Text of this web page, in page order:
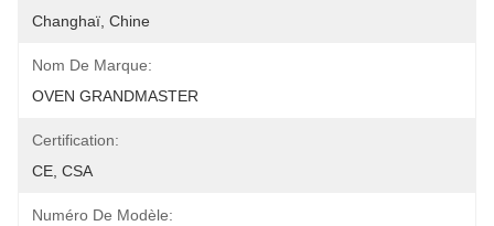
Changhaï, Chine
Nom De Marque:
OVEN GRANDMASTER
Certification:
CE, CSA
Numéro De Modèle: